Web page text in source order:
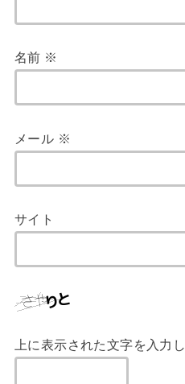
名前 ※
メール ※
サイト
上に表示された文字を入力